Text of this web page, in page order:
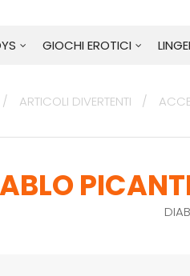
GIOCHI EROTICI
ARTICOLI DIVERTENTI